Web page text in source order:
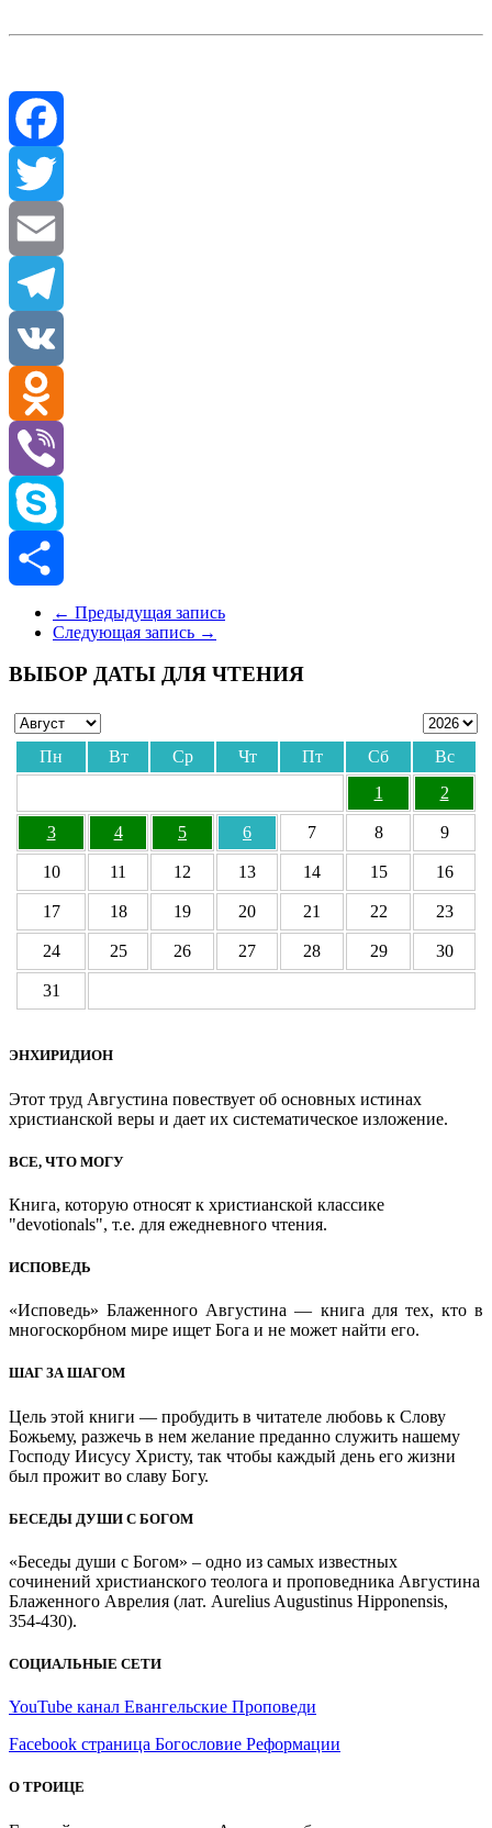
Facebook
Twitter
Email
Telegram
VK
Odnoklassniki
Viber
Skype
Отправить
← Предыдущая запись
Следующая запись →
ВЫБОР ДАТЫ ДЛЯ ЧТЕНИЯ
Пн Вт Ср Чт Пт Сб
Вс
1
2
3 4 5 6 7 8 9
10 11 12 13 14 15 16
17 18 19 20 21 22 23
24 25 26 27 28 29 30
31
ЭНХИРИДИОН
Этот труд Августина повествует об основных истинах
христианской веры и дает их систематическое изложение.
ВСЕ, ЧТО МОГУ
Книга, которую относят к христианской классике
"devotionals", т.е. для ежедневного чтения.
ИСПОВЕДЬ
«Исповедь» Блаженного Августина — книга для тех, кто в
многоскорбном мире ищет Бога и не может найти его.
ШАГ ЗА ШАГОМ
Цель этой книги — пробудить в читателе любовь к Слову
Божьему, разжечь в нем желание преданно служить нашему
Господу Иисусу Христу, так чтобы каждый день его жизни
был прожит во славу Богу.
БЕСЕДЫ ДУШИ С БОГОМ
«Беседы души с Богом» – одно из самых известных
сочинений христианского теолога и проповедника Августина
Блаженного Аврелия (лат. Aurelius Augustinus Hipponensis,
354-430).
СОЦИАЛЬНЫЕ СЕТИ
YouTube канал Евангельские Проповеди
Facebook страница Богословие Реформации
О ТРОИЦЕ